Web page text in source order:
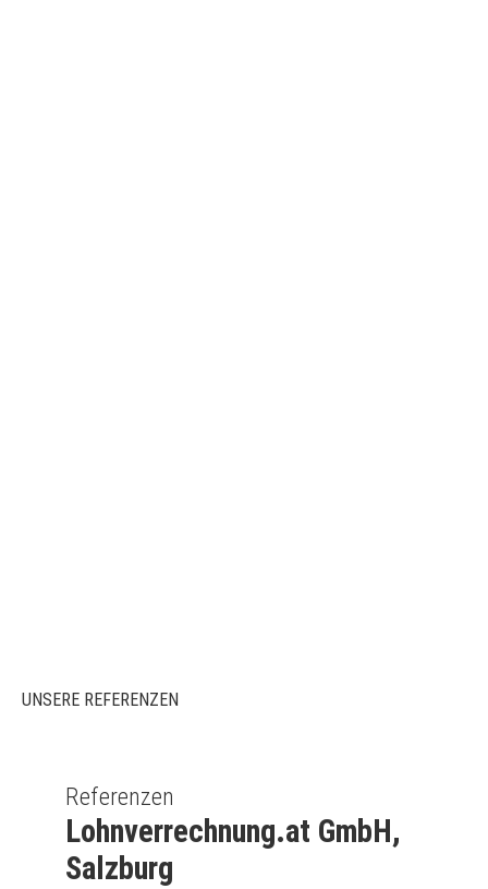
UNSERE REFERENZEN
Referenzen
Lohnverrechnung.at GmbH,
Salzburg